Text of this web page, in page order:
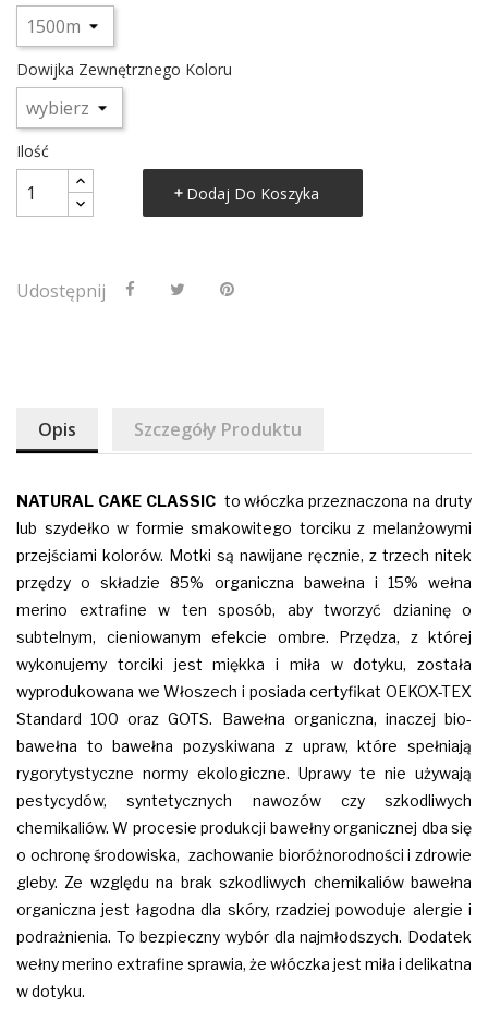
Dowijka Zewnętrznego Koloru
Ilość
Dodaj Do Koszyka
Udostępnij
Opis Szczegóły Produktu
NATURAL CAKE CLASSICto włóczka przeznaczona na druty
lub szydełko w formie smakowitego torciku z melanżowymi
przejściami kolorów. Motki są nawijane ręcznie, z trzech nitek
przędzy o składzie 85% organiczna bawełna i 15% wełna
merino extrafine w ten sposób, aby tworzyć dzianinę o
subtelnym, cieniowanym efekcie ombre. Przędza, z której
wykonujemy torciki jest miękka i miła w dotyku, została
wyprodukowana we Włoszech i posiada certyfikat OEKOX-TEX
Standard 100 oraz GOTS. Bawełna organiczna, inaczej bio-
bawełna to bawełna pozyskiwana z upraw, które spełniają
rygorytystyczne normy ekologiczne. Uprawy te nie używają
pestycydów, syntetycznych nawozów czy szkodliwych
chemikaliów. W procesie produkcji bawełny organicznej dba się
o ochronę środowiska, zachowanie bioróżnorodności i zdrowie
gleby. Ze względu na brak szkodliwych chemikaliów bawełna
organiczna jest łagodna dla skóry, rzadziej powoduje alergie i
podrażnienia. To bezpieczny wybór dla najmłodszych. Dodatek
wełny merino extrafine sprawia, że włóczka jest miła i delikatna
w dotyku.